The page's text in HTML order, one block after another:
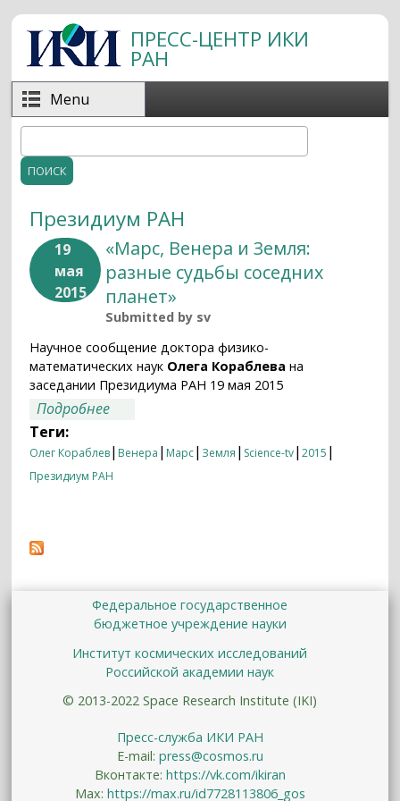
Перейти к основному содержанию
ПРЕСС-ЦЕНТР ИКИ
РАН
Menu
Форма поиска
Президиум РАН
19
мая
2015
«Марс, Венера и Земля:
разные судьбы соседних
планет»
Submitted by sv
Научное сообщение доктора физико-
математических наук Олега Кораблева на
заседании Президиума РАН 19 мая 2015
Подробнее
Теги:
Олег Кораблев| Венера | Марс| Земля | Science-tv|2015 |
Президиум РАН
Федеральное государственное
бюджетное учреждение науки
Институт космических исследований
Российской академии наук
© 2013-2022 Space Research Institute (IKI)
Пресс-служба ИКИ РАН
E-mail: press@cosmos.ru
Вконтакте: https://vk.com/ikiran
Max: https://max.ru/id7728113806_gos